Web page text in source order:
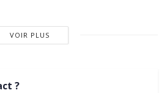
VOIR PLUS
?